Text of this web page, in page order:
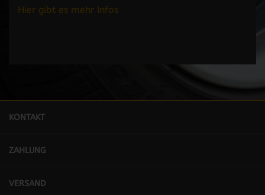
Hier gibt es mehr Infos
KONTAKT
ZAHLUNG
VERSAND